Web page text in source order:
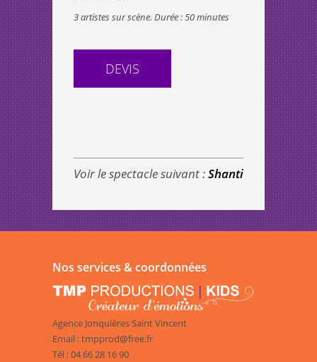
3 artistes sur scène. Durée : 50 minutes
DEVIS
Voir le spectacle suivant :Shanti
Nos services & coordonnées
Agence Jonquières Saint Vincent
Email : tmpprod@free.fr
Tél : 04 66 28 16 90